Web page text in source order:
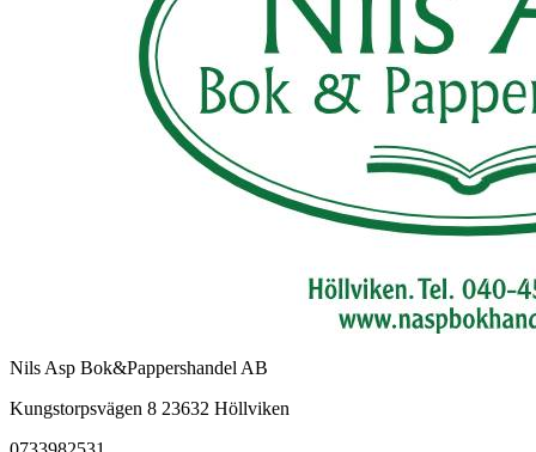
Nils Asp Bok&Pappershandel AB
Kungstorpsvägen 8 23632 Höllviken